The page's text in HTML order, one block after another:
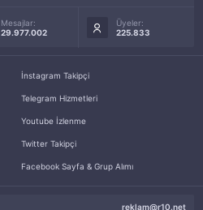
Mesajlar:
29.977.002
Üyeler:
225.833
İnstagram Takipçi
Telegram Hizmetleri
Youtube İzlenme
Twitter Takipçi
Facebook Sayfa & Grup Alımı
reklam@r10.net